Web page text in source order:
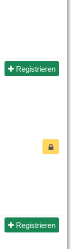
Registrieren
Registrieren